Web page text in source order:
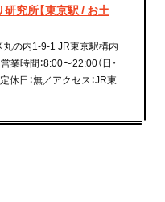
究所【東京駅 / お土
丸の内1-9-1 JR東京駅構内
時間：8:00〜22:00（日・
休日：無／アクセス：JR東